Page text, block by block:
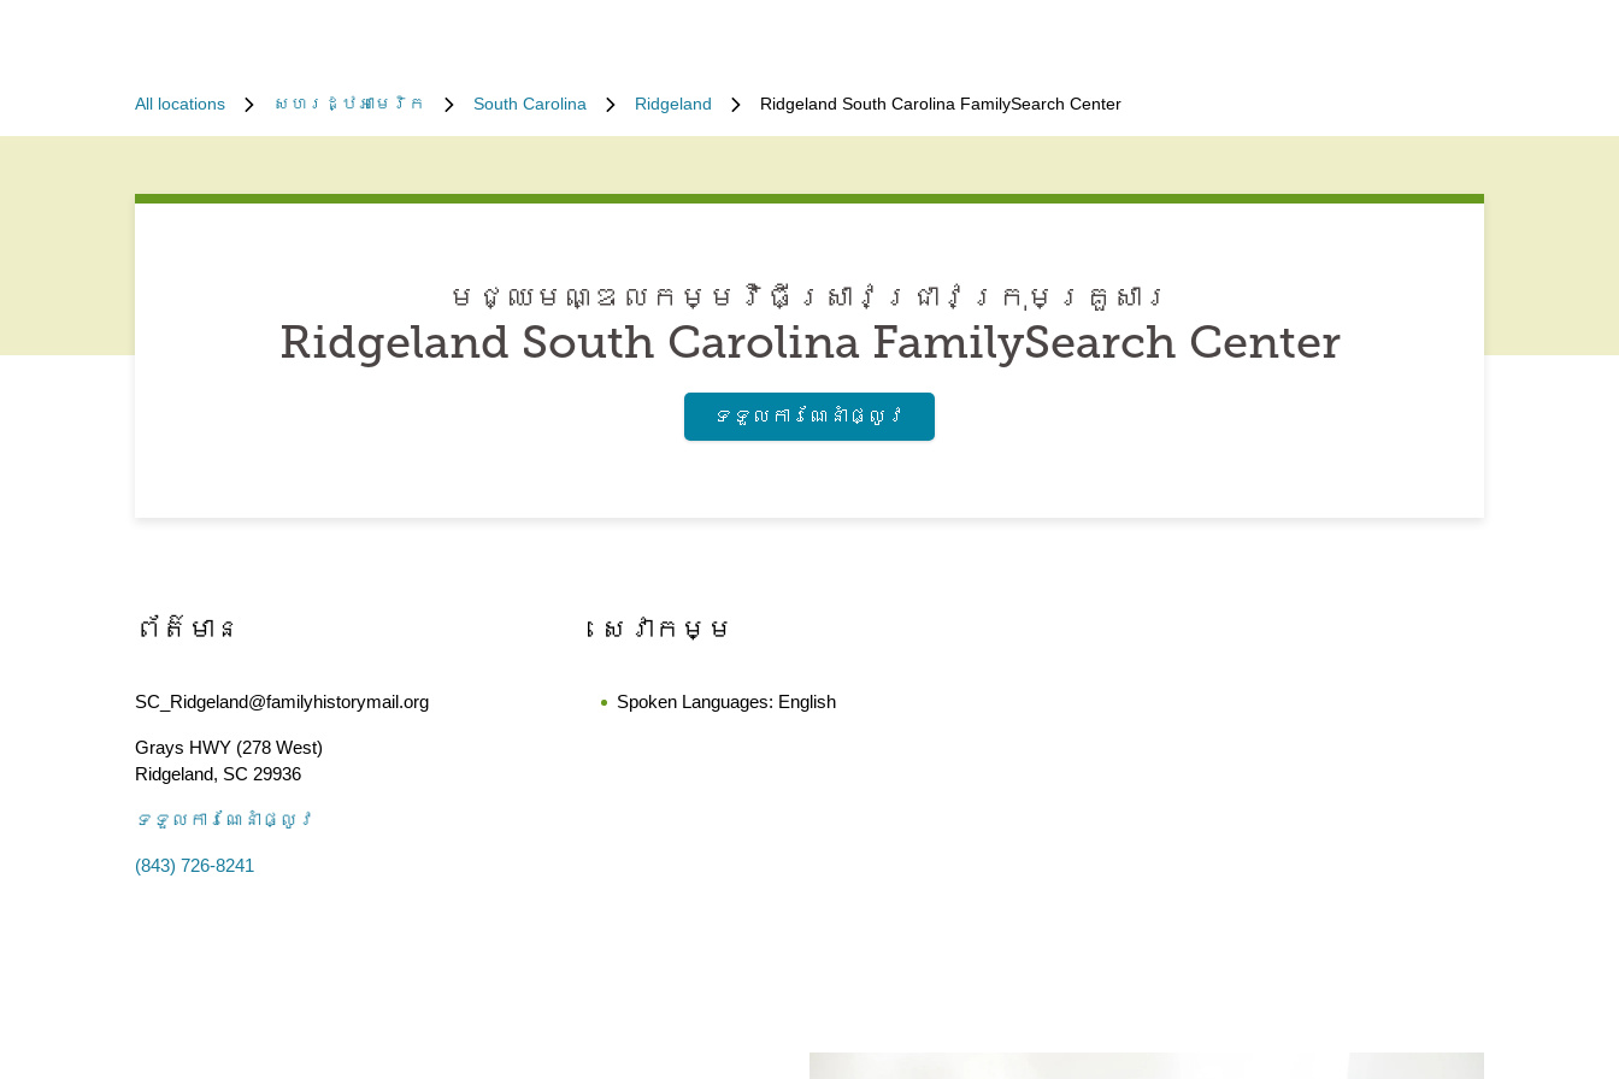
All locations សហរដ្ឋអាមេរិក South Carolina Ridgeland Ridgeland South Carolina FamilySearch Center
មជ្ឈមណ្ឌល​កម្មវិធី​ស្រាវជ្រាវ​ក្រុមគ្រួសារ
Ridgeland South Carolina FamilySearch Center
ទទួល​ការណែនាំ​ផ្លូវ
ព័ត៌មាន
SC_Ridgeland@familyhistorymail.org
Grays HWY (278 West)
Ridgeland, SC 29936
ទទួល​ការណែនាំ​ផ្លូវ
(843) 726-8241
សេវាកម្ម
Spoken Languages: English